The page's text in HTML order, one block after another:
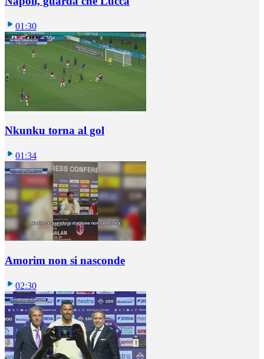
01:30
Nkunku torna al gol
01:34
Amorim non si nasconde
02:30